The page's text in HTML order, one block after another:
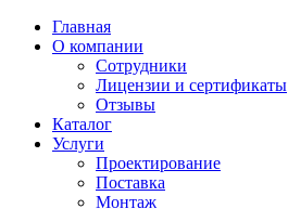
Главная
О компании
Сотрудники
Лицензии и сертификаты
Отзывы
Каталог
Услуги
Проектирование
Поставка
Монтаж